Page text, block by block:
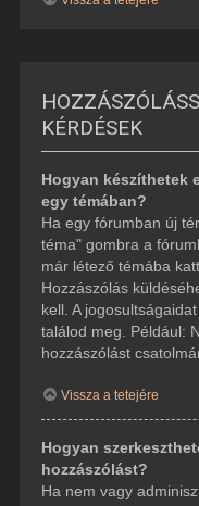
KÉRDÉSEK
Hogyan készíthetek
egy témában?
Ha egy fórumban új
téma" gombra a
már létező témába
Hozzászólás
kell. A
találod meg. Például:
hozzászólást
Vissza a tetejére
Hogyan
hozzászólást?
Ha nem vagy